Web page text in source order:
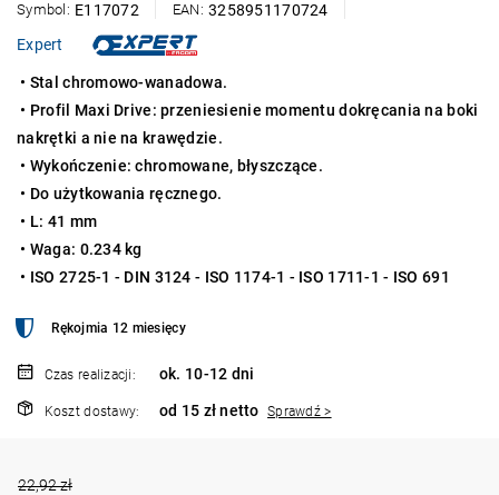
Symbol: E117072 EAN: 3258951170724
Expert
• Stal chromowo-wanadowa.
• Profil Maxi Drive: przeniesienie momentu dokręcania na boki
nakrętki a nie na krawędzie.
• Wykończenie: chromowane, błyszczące.
• Do użytkowania ręcznego.
• L: 41 mm
• Waga: 0.234 kg
• ISO 2725-1 - DIN 3124 - ISO 1174-1 - ISO 1711-1 - ISO 691
Rękojmia 12 miesięcy
Czas realizacji: ok. 10-12 dni
Koszt dostawy: od 15 zł netto Sprawdź >
22,92 zł